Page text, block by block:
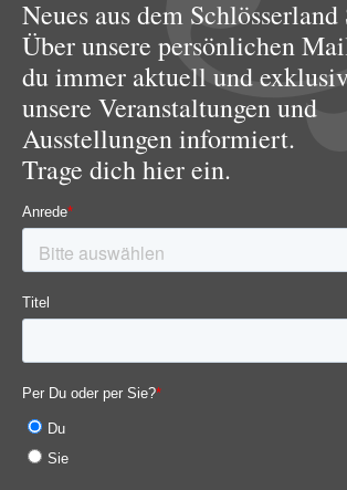
Neues aus dem Schlösserland
Über unsere persönlichen
du immer aktuell und
unsere Veranstaltungen und
Ausstellungen informiert.
Trage dich hier ein.